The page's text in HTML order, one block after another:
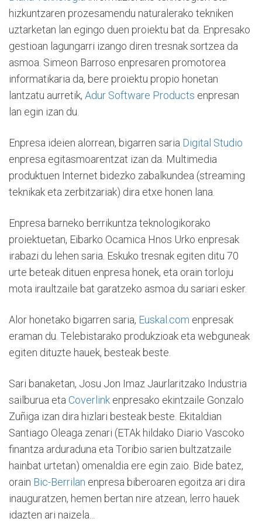
hizkuntzaren prozesamendu naturalerako tekniken
uztarketan lan egingo duen proiektu bat da. Enpresako
gestioan lagungarri izango diren tresnak sortzea da
asmoa. Simeon Barroso enpresaren promotorea
informatikaria da, bere proiektu propio honetan
lantzatu aurretik, Adur Software Products enpresan
lan egin izan du.
Enpresa ideien alorrean, bigarren saria Digital Studio
enpresa egitasmoarentzat izan da. Multimedia
produktuen Internet bidezko zabalkundea (streaming
teknikak eta zerbitzariak) dira etxe honen lana.
Enpresa barneko berrikuntza teknologikorako
proiektuetan, Eibarko Ocamica Hnos Urko enpresak
irabazi du lehen saria. Eskuko tresnak egiten ditu 70
urte beteak dituen enpresa honek, eta orain torloju
mota iraultzaile bat garatzeko asmoa du sariari esker.
Alor honetako bigarren saria, Euskal.com enpresak
eraman du. Telebistarako produkzioak eta webguneak
egiten dituzte hauek, besteak beste.
Sari banaketan, Josu Jon Imaz Jaurlaritzako Industria
sailburua eta Coverlink enpresako ekintzaile Gonzalo
Zuñiga izan dira hizlari besteak beste. Ekitaldian
Santiago Oleaga zenari (ETAk hildako Diario Vascoko
finantza arduraduna eta Toribio sarien bultzatzaile
hainbat urtetan) omenaldia ere egin zaio. Bide batez,
orain Bic-Berrilan enpresa biberoaren egoitza ari dira
inauguratzen, hemen bertan nire atzean, lerro hauek
idazten ari naizela...